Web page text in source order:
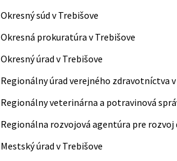
Okresný súd v Trebišove
Okresná prokuratúra v Trebišove
Okresný úrad v Trebišove
Regionálny úrad verejného zdravotníctva
Regionálny veterinárna a potravinová
Regionálna rozvojová agentúra pre
Mestský úrad v Trebišove